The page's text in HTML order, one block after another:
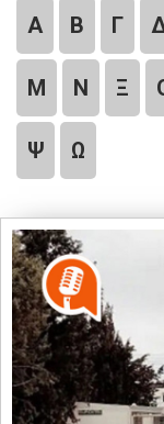
Α Β Γ
Μ Ν Ξ
Ψ Ω